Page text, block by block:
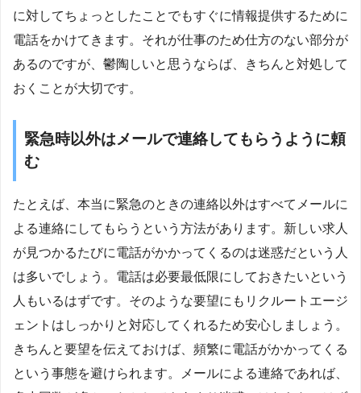
に対してちょっとしたことでもすぐに情報提供するために
電話をかけてきます。それが仕事のため仕方のない部分が
あるのですが、鬱陶しいと思うならば、きちんと対処して
おくことが大切です。
緊急時以外はメールで連絡してもらうように頼
む
たとえば、本当に緊急のときの連絡以外はすべてメールに
よる連絡にしてもらうという方法があります。新しい求人
が見つかるたびに電話がかかってくるのは迷惑だという人
は多いでしょう。電話は必要最低限にしておきたいという
人もいるはずです。そのような要望にもリクルートエージ
ェントはしっかりと対応してくれるため安心しましょう。
きちんと要望を伝えておけば、頻繁に電話がかかってくる
という事態を避けられます。メールによる連絡であれば、